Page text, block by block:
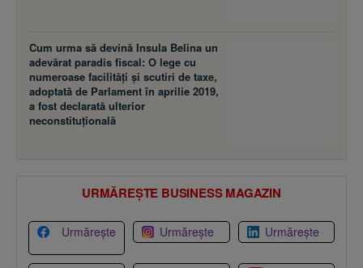
Cum urma să devină Insula Belina un
adevărat paradis fiscal: O lege cu
numeroase facilităţi şi scutiri de taxe,
adoptată de Parlament în aprilie 2019,
a fost declarată ulterior
neconstituţională
URMĂREȘTE BUSINESS MAGAZIN
Urmărește Urmărește Urmărește